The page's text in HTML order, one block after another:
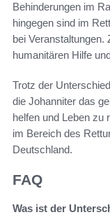
Behinderungen im
hingegen sind im
bei Veranstaltungen.
humanitären Hilfe
Trotz der
die Johanniter das
helfen und Leben zu
im Bereich des
Deutschland.
FAQ
Was ist der